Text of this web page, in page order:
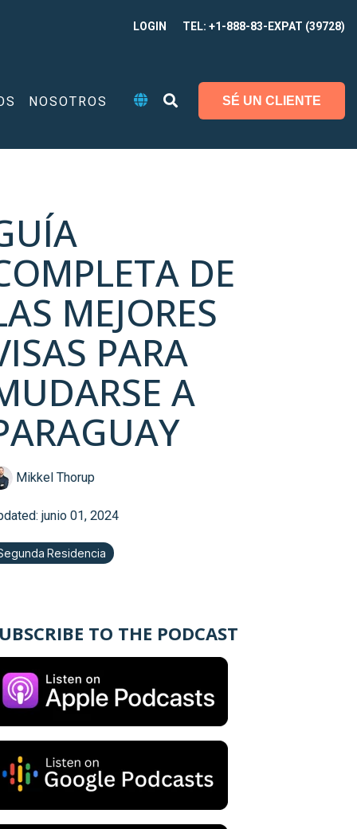
LOGIN TEL: +1-888-83-EXPAT (39728)
NOSOTROS SÉ UN CLIENTE
DE
MEJORES
PARA
A
Mikkel Thorup
junio 01, 2024
Residencia
TO THE PODCAST